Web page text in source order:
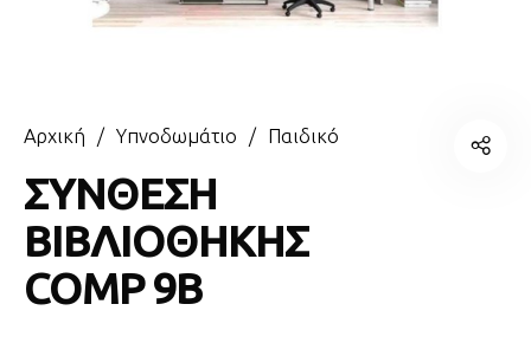
Αρχική / Υπνοδωμάτιο / Παιδικό
ΣΥΝΘΕΣΗ
ΒΙΒΛΙΟΘΗΚΗΣ
COMP 9B